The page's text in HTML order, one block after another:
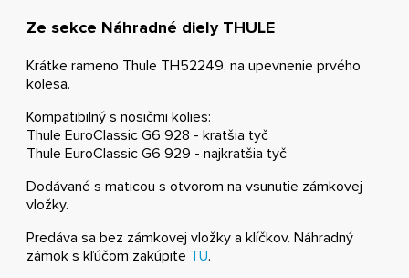
Ze sekce Náhradné diely THULE
Krátke rameno Thule TH52249, na upevnenie prvého
kolesa.
Kompatibilný s nosičmi kolies:
Thule EuroClassic G6 928 - kratšia tyč
Thule EuroClassic G6 929 - najkratšia tyč
Dodávané s maticou s otvorom na vsunutie zámkovej
vložky.
Predáva sa bez zámkovej vložky a klíčkov. Náhradný
zámok s kľúčom zakúpite TU.